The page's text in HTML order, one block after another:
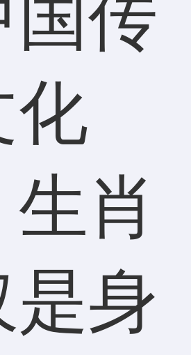
传
化
肖
身